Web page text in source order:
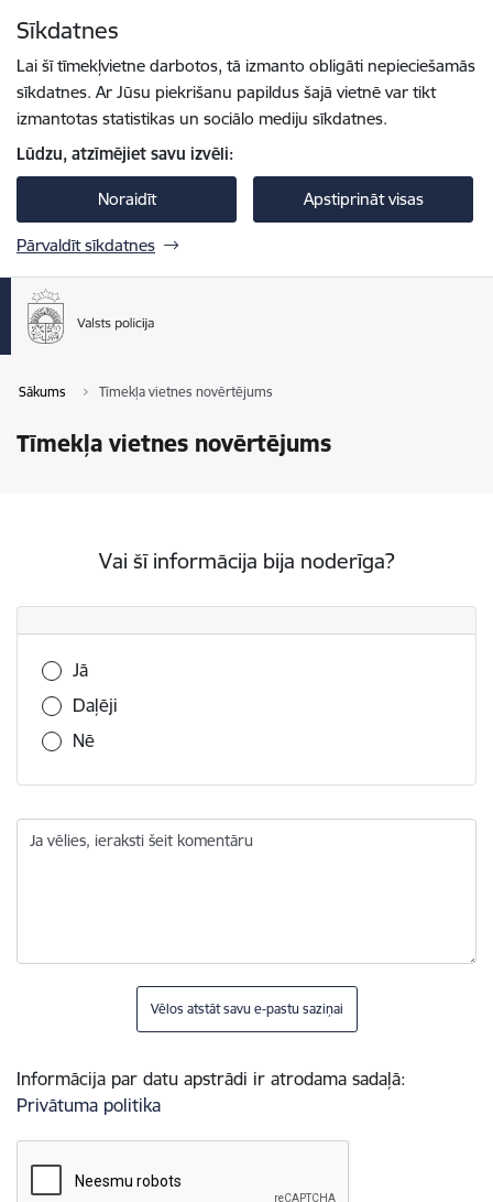
Sīkdatnes
Lai šī tīmekļvietne darbotos, tā izmanto obligāti nepieciešamās
sīkdatnes. Ar Jūsu piekrišanu papildus šajā vietnē var tikt
izmantotas statistikas un sociālo mediju sīkdatnes.
Lūdzu, atzīmējiet savu izvēli:
Noraidīt Apstiprināt visas
Pārvaldīt sīkdatnes
Sākums Tīmekļa vietnes novērtējums
Tīmekļa vietnes novērtējums
Vai šī informācija bija noderīga?
Vai šī informācija bija noderīga?
Jā
Daļēji
Nē
Ja vēlies, ieraksti šeit komentāru
Vēlos atstāt savu e-pastu saziņai
Informācija par datu apstrādi ir atrodama sadaļā:
Privātuma politika